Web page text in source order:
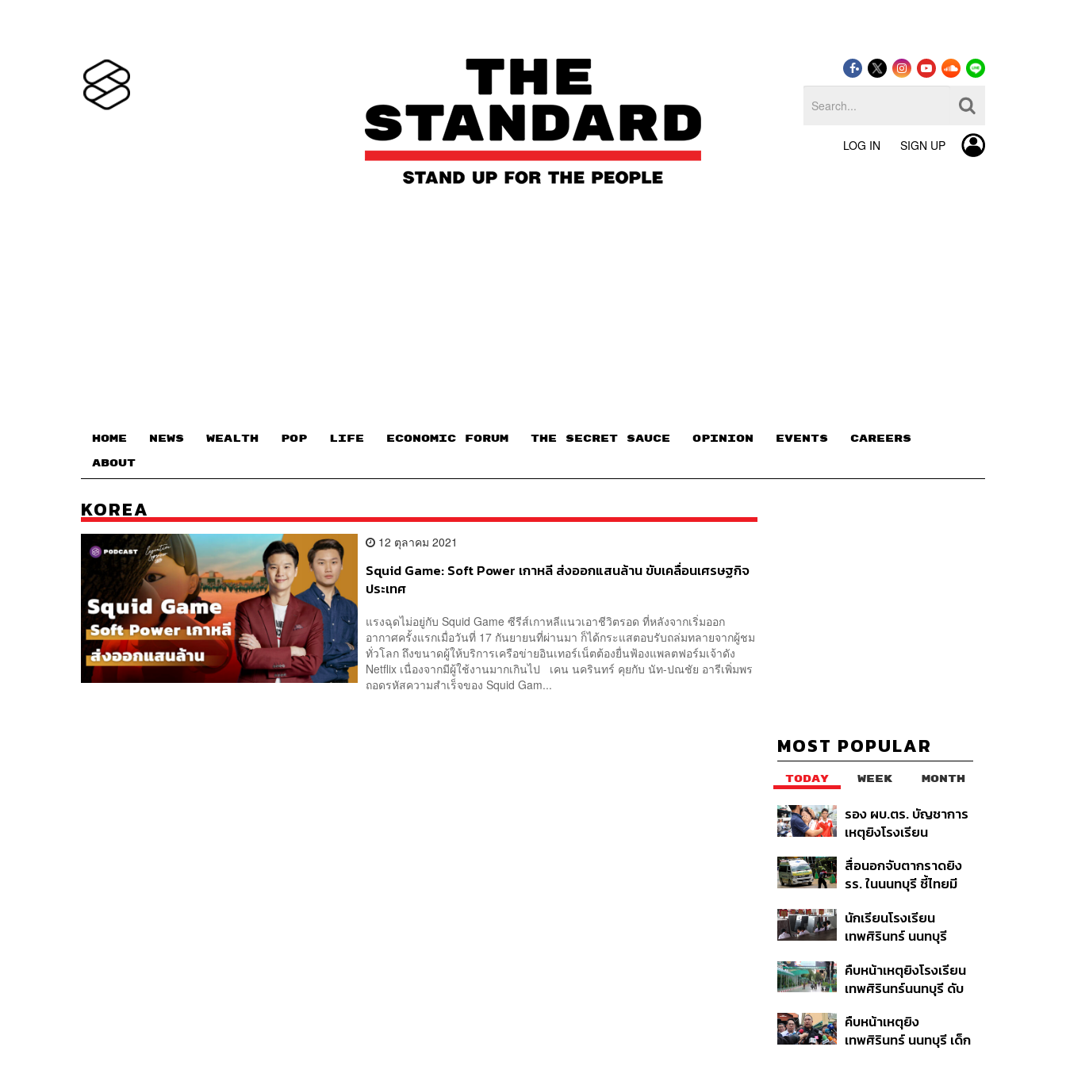
LOG IN SIGN UP
HOME NEWS WEALTH POP LIFE ECONOMIC FORUM THE SECRET SAUCE​ OPINION EVENTS CAREERS
ABOUT
KOREA
12 ตุลาคม 2021
Squid Game: Soft Power เกาหลี ส่งออกแสนล้าน ขับเคลื่อนเศรษฐกิจ
ประเทศ
แรงฉุดไม่อยู่กับ Squid Game ซีรีส์เกาหลีแนวเอาชีวิตรอด ที่หลังจากเริ่มออก
อากาศครั้งแรกเมื่อวันที่ 17 กันยายนที่ผ่านมา ก็ได้กระแสตอบรับถล่มทลายจากผู้ชม
ทั่วโลก ถึงขนาดผู้ให้บริการเครือข่ายอินเทอร์เน็ตต้องยื่นฟ้องแพลตฟอร์มเจ้าดัง
Netflix เนื่องจากมีผู้ใช้งานมากเกินไป เคน นครินทร์ คุยกับ นัท-ปณชัย อารีเพิ่มพร
ถอดรหัสความสำเร็จของ Squid Gam...
MOST POPULAR
TODAY WEEK MONTH
รอง ผบ.ตร. บัญชาการ
เหตุยิงโรงเรียน
ค้นหา 2 รอบยืนยันไร้คน
ติดค้าง พบศพปู่-ย่าที่
สื่อนอกจับตากราดยิง
รร. ในนนทบุรี ชี้ไทยมี
ในระดับต้นของภูมิภาค
นักเรียนโรงเรียน
เทพศิรินทร์ นนทบุรี
ปลอดภัยชั่วคราว หลัง
เหตุใช้อาวุธปืนภายใน
คืบหน้าเหตุยิงโรงเรียน
เทพศิรินทร์นนทบุรี ดับ
สอบปมขโมยปืนปู่ก่อ
เหตุ
คืบหน้าเหตุยิง
เทพศิรินทร์ นนทบุรี เด็ก